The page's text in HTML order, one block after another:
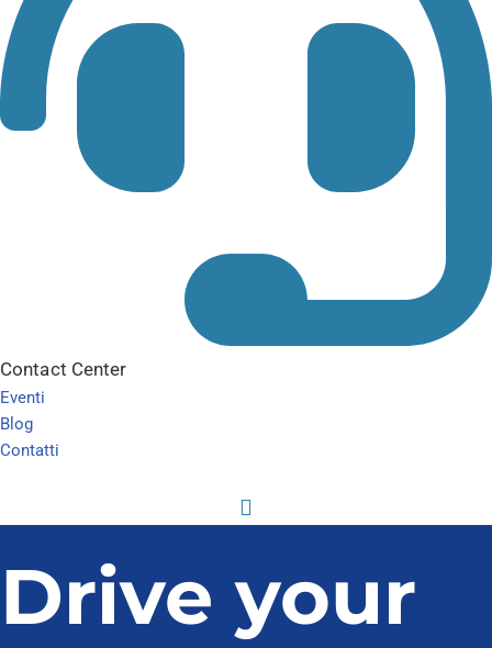
Contact Center
Eventi
Blog
Contatti
Drive your